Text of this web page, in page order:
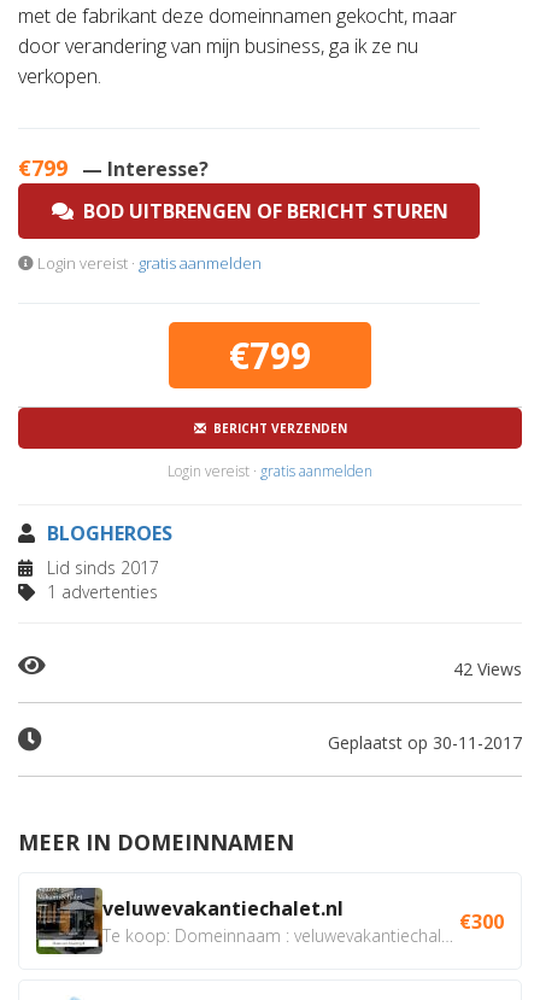
met de fabrikant deze domeinnamen gekocht, maar
door verandering van mijn business, ga ik ze nu
verkopen.
€799 — Interesse?
BOD UITBRENGEN OF BERICHT STUREN
Login vereist · gratis aanmelden
€799
BERICHT VERZENDEN
Login vereist · gratis aanmelden
BLOGHEROES
Lid sinds 2017
1 advertenties
42 Views
Geplaatst op 30-11-2017
MEER IN DOMEINNAMEN
veluwevakantiechalet.nl €300